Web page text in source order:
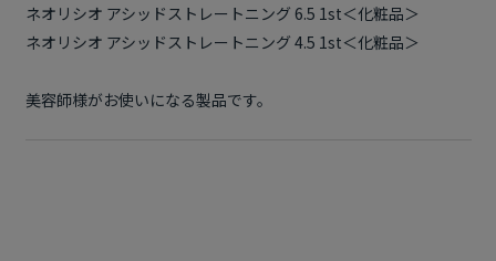
ネオリシオ アシッドストレートニング 6.5 1st＜化粧品＞
ネオリシオ アシッドストレートニング 4.5 1st＜化粧品＞
美容師様がお使いになる製品です。